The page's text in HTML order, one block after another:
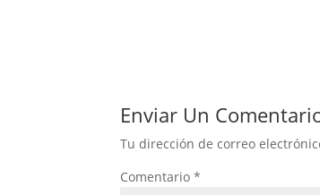
Enviar Un
Tu dirección de correo
Comentario*